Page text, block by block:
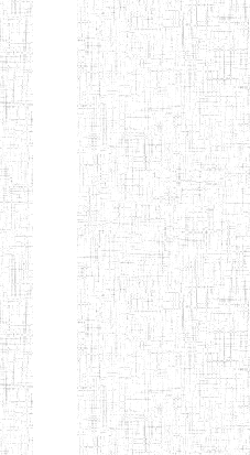
ENIEG BILINGUE
CLAIRE
FONTAINE
ENIEG BILINGUE
LA COURONNE
ENIET BILINGUE
LA
PERFORMANCE
ENIET PRIVEE
LES FERMIONS
ENIET PRIVEE DE